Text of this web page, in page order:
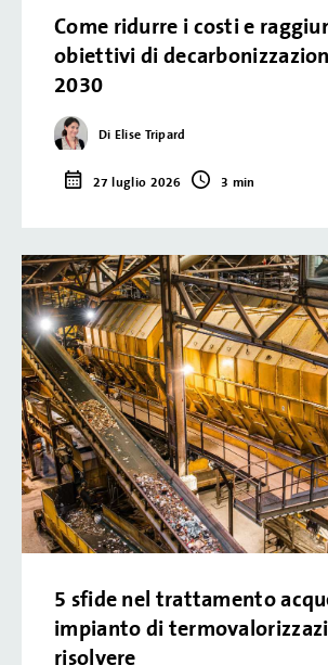
Come ridurre i costi e
obiettivi di
2030
Di Elise Tripard
27 luglio 2026 3 min
5 sfide nel trattamento
impianto di
risolvere